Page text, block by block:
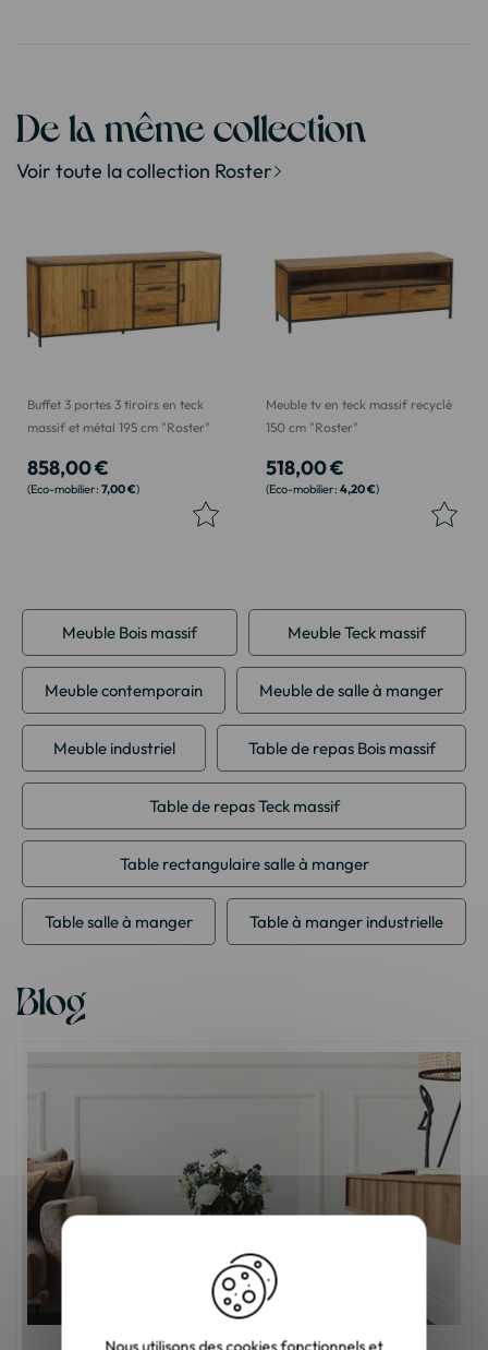
De la même collection
Voir toute la collection Roster
Buffet 3 portes 3 tiroirs en teck
massif et métal 195 cm "Roster"
858,00 €
7,00 €
Meuble tv en teck massif recyclé
150 cm "Roster"
518,00 €
4,20 €
Meuble Bois massif Meuble Teck massif
Meuble contemporain Meuble de salle à manger
Meuble industriel Table de repas Bois massif
Table de repas Teck massif
Table rectangulaire salle à manger
Table salle à manger Table à manger industrielle
Blog